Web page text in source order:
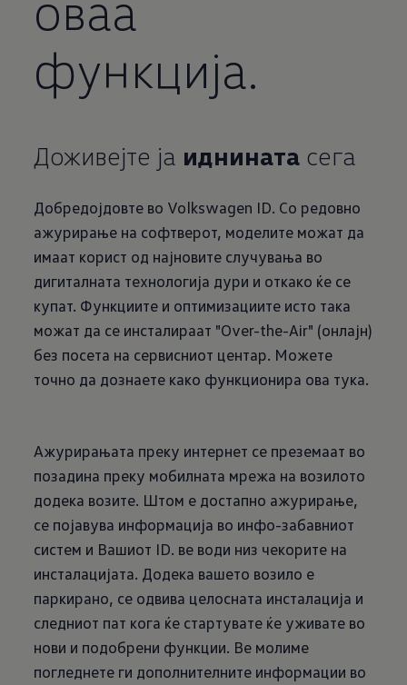
функција.
Доживејте ја иднината сега
Добредојдовте во Volkswagen ID. Со редовно
ажурирање на софтверот, моделите можат да
имаат корист од најновите случувања во
дигиталната технологија дури и откако ќе се
купат. Функциите и оптимизациите исто така
можат да се инсталираат "Over-the-Air" (онлајн)
без посета на сервисниот центар. Можете
точно да дознаете како функционира ова тука.
Ажурирањата преку интернет се преземаат во
позадина преку мобилната мрежа на возилото
додека возите. Штом е достапно ажурирање,
се појавува информација во инфо-забавниот
систем и Вашиот ID. ве води низ чекорите на
инсталацијата. Додека вашето возило е
паркирано, се одвива целосната инсталација и
следниот пат кога ќе стартувате ќе уживате во
нови и подобрени функции. Ве молиме
погледнете ги дополнителните информации во